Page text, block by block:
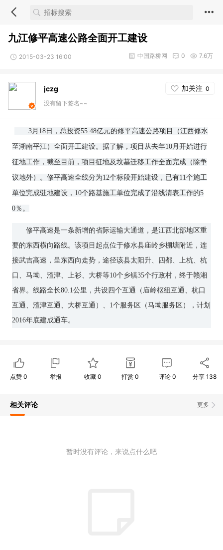
九江修平高速公路全面开工建设
2015-03-23 16:00 7.6万
0
中国路桥网
jczg 加关注 0
没有留下签名~~
3月18日，总投资55.48亿元的修平高速公路项目（江西修水
至湖南平江）全面开工建设。据了解，项目从去年10月开始进行
征地工作，截至目前，项目征地及坟墓迁移工作全面完成（除争
议地外）。修平高速全线分为12个标段开始建设，已有11个施工
单位完成驻地建设，10个路基施工单位完成了沿线清表工作的5
0％。
修平高速是一条新增的省际运输大通道，是江西北部地区重
要的东西横向路线。该项目起点位于修水县庙岭乡棚塘附近，连
接武吉高速，呈东西向走势，途径该县太阳升、四都、上杭、杭
口、马坳、渣津、上衫、大桥等10个乡镇35个行政村，终于赣湘
省界。线路全长80.1公里，共设四个互通（庙岭枢纽互通、杭口
互通、渣津互通、大桥互通）、1个服务区（马坳服务区），计划
2016年底建成通车。
点赞 0 举报 收藏0 打赏 0 评论 0 分享 138
更多
相关评论
暂时没有评论，来说点什么吧